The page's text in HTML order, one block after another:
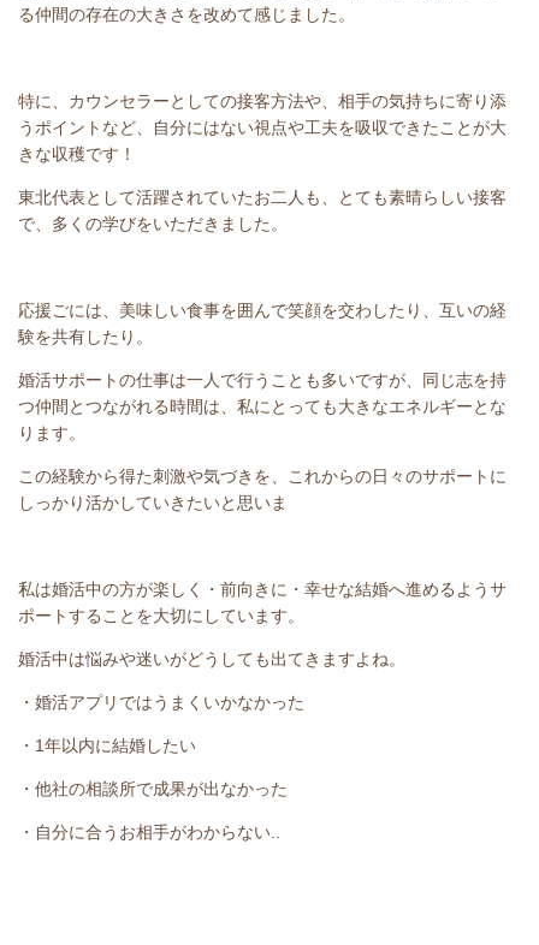
る仲間の存在の大きさを改めて感じました。
特に、カウンセラーとしての接客方法や、相手の気持ちに寄り添
うポイントなど、自分にはない視点や工夫を吸収できたことが大
きな収穫です！
東北代表として活躍されていたお二人も、とても素晴らしい接客
で、多くの学びをいただきました。
応援ごには、美味しい食事を囲んで笑顔を交わしたり、互いの経
験を共有したり。
婚活サポートの仕事は一人で行うことも多いですが、同じ志を持
つ仲間とつながれる時間は、私にとっても大きなエネルギーとな
ります。
この経験から得た刺激や気づきを、これからの日々のサポートに
しっかり活かしていきたいと思いま
私は婚活中の方が楽しく・前向きに・幸せな結婚へ進めるようサ
ポートすることを大切にしています。
婚活中は悩みや迷いがどうしても出てきますよね。
・婚活アプリではうまくいかなかった
・1年以内に結婚したい
・他社の相談所で成果が出なかった
・自分に合うお相手がわからない..